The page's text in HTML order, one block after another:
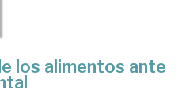
los alimentos ante